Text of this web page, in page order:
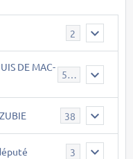
2
DE MAC-
543
38
3